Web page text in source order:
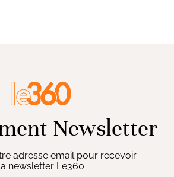
Newsletter
adresse email pour recevoir
newsletter Le360